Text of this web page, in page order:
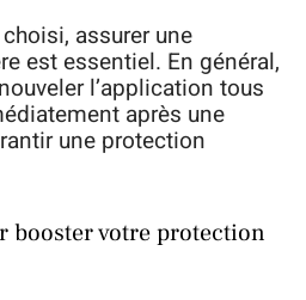
assurer une
est essentiel. En général,
l’application tous
après une
une protection
booster votre protection